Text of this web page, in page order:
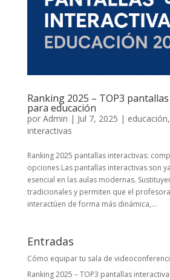
Ranking 2025 – TOP3
para educación
por Admin | Jul 7, 2025 | educación,
interactivas
Ranking 2025 pantallas interactivas:
opciones Las pantallas interactivas son
esencial en las aulas modernas.
tradicionales y permiten que el
interactúen de forma más dinámica,...
Entradas
Cómo equipar tu sala de
Ranking 2025 – TOP3 pantallas